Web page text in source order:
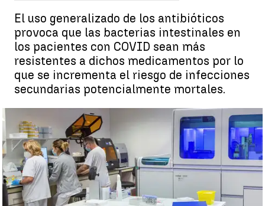
El uso generalizado de los antibióticos
provoca que las bacterias intestinales en
los pacientes con COVID sean más
resistentes a dichos medicamentos por lo
que se incrementa el riesgo de infecciones
secundarias potencialmente mortales.